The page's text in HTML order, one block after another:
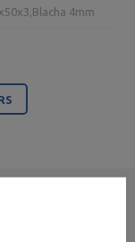
Blacha 4mm